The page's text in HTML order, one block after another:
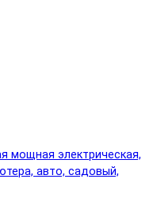
мощная электрическая,
авто, садовый,